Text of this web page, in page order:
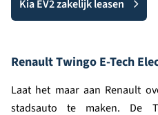
Kia EV2 zakelijk leasen
Renault Twingo E-Tech
Laat het maar aan Renault
stadsauto te maken. De